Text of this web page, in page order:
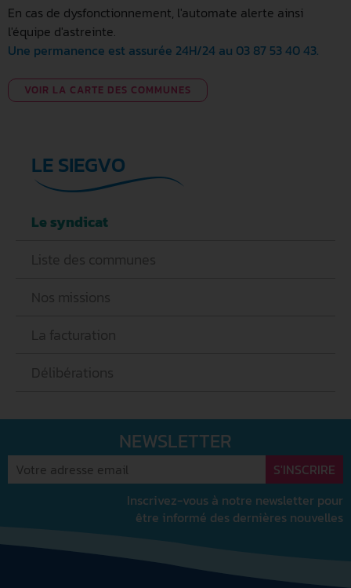
En cas de dysfonctionnement, l'automate alerte ainsi
l'équipe d'astreinte.
Une permanence est assurée 24H/24 au 03 87 53 40 43.
VOIR LA CARTE DES COMMUNES
LE SIEGVO
Le syndicat
Liste des communes
Nos missions
La facturation
Délibérations
NEWSLETTER
Inscrivez-vous à notre newsletter pour
être informé des dernières nouvelles